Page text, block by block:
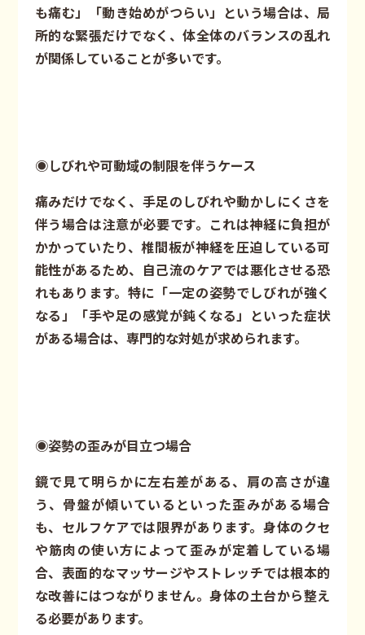
も痛む」「動き始めがつらい」という場合は、局
所的な緊張だけでなく、体全体のバランスの乱れ
が関係していることが多いです。
◉しびれや可動域の制限を伴うケース
痛みだけでなく、手足のしびれや動かしにくさを
伴う場合は注意が必要です。これは神経に負担が
かかっていたり、椎間板が神経を圧迫している可
能性があるため、自己流のケアでは悪化させる恐
れもあります。特に「一定の姿勢でしびれが強く
なる」「手や足の感覚が鈍くなる」といった症状
がある場合は、専門的な対処が求められます。
◉姿勢の歪みが目立つ場合
鏡で見て明らかに左右差がある、肩の高さが違
う、骨盤が傾いているといった歪みがある場合
も、セルフケアでは限界があります。身体のクセ
や筋肉の使い方によって歪みが定着している場
合、表面的なマッサージやストレッチでは根本的
な改善にはつながりません。身体の土台から整え
る必要があります。